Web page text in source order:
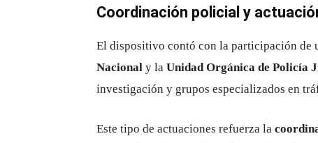
Coordinación policial y
El dispositivo contó con la participación de
Nacional y la Unidad Orgánica de Policía
investigación y grupos especializados en
Este tipo de actuaciones refuerza la